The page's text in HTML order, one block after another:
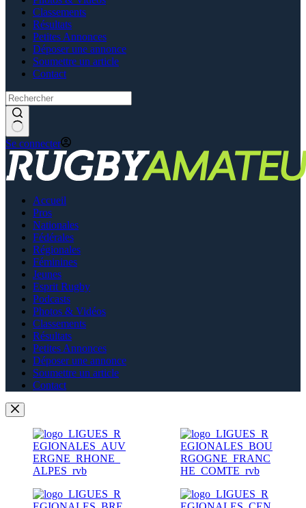
Classements
Résultats
Petites Annonces
Déposer une annonce
Soumettre un article
Contact
Se connecter
Accueil
Pros
Nationales
Fédérales
Régionales
Féminines
Jeunes
Esprit Rugby
Podcasts
Photos & Vidéos
Classements
Résultats
Petites Annonces
Déposer une annonce
Soumettre un article
Contact